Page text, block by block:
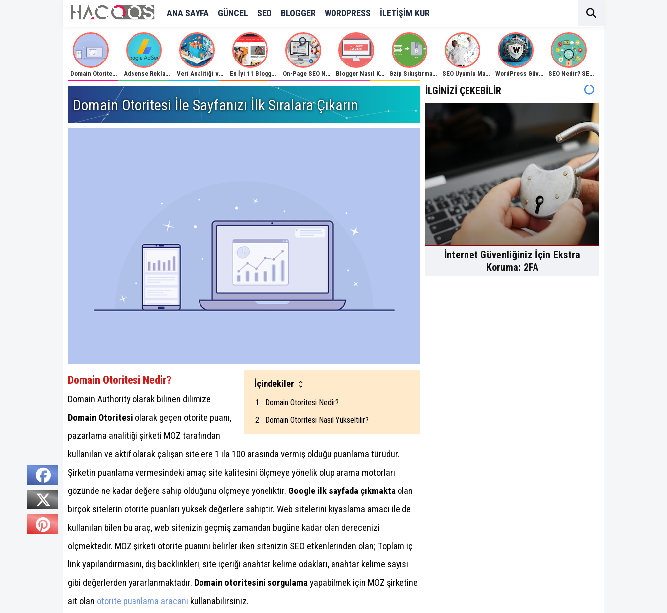
ANA SAYFA GÜNCEL SEO BLOGGER WORDPRESS İLETIŞIM KUR
Domain Otoritesi İle Sayfanızı İlk Sıralara Çıkarın Adsense Reklamlarını Lazy Load İle Geç Yükleme Veri Analitiği ve Büyük Veri Kullanımı En İyi 11 Blogger Haber Sitesi Teması On-Page SEO Nedir? On-Page SEO Optimizasyonu! Blogger Nasıl Kapatılır? Gzip Sıkıştırma İle Site Hızlandırma SEO Uyumlu Makale Nedir, Nasıl Yazılır? WordPress Güvenliği Nasıl Sağlanır? SEO Nedir? SEO Anlamı Açıklama Rehberi
Domain Otoritesi İle Sayfanızı İlk Sıralara Çıkarın
İçindekiler
Domain Otoritesi Nedir?
Domain Otoritesi Nasıl Yükseltilir?
Domain Otoritesi Nedir?
Domain Authority olarak bilinen dilimize
Domain Otoritesi olarak geçen otorite puanı,
pazarlama analitiği şirketi MOZ tarafından
kullanılan ve aktif olarak çalışan sitelere 1 ila 100 arasında vermiş olduğu puanlama türüdür.
Şirketin puanlama vermesindeki amaç site kalitesini ölçmeye yönelik olup arama motorları
gözünde ne kadar değere sahip olduğunu ölçmeye yöneliktir. Google ilk sayfada çıkmakta olan
birçok sitelerin otorite puanları yüksek değerlere sahiptir. Web sitelerini kıyaslama amacı ile de
kullanılan bilen bu araç, web sitenizin geçmiş zamandan bugüne kadar olan derecenizi
ölçmektedir. MOZ şirketi otorite puanını belirler iken sitenizin SEO etkenlerinden olan; Toplam iç
link yapılandırmasını, dış backlinkleri, site içeriği anahtar kelime odakları, anahtar kelime sayısı
gibi değerlerden yararlanmaktadır. Domain otoritesini sorgulamayapabilmek için MOZ şirketine
ait olan otorite puanlama aracanı kullanabilirsiniz.
İLGINIZI ÇEKEBILIR
İnternet Güvenliğiniz İçin Ekstra
Koruma: 2FA